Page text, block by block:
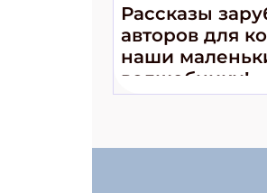
Рассказы
авторов для
наши
волшебники!»